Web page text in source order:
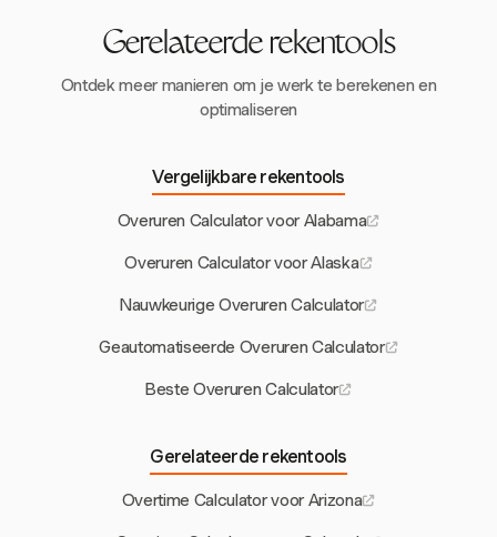
Gerelateerde rekentools
Ontdek meer manieren om je werk te berekenen en
optimaliseren
Vergelijkbare rekentools
Overuren Calculator voor Alabama
Overuren Calculator voor Alaska
Nauwkeurige Overuren Calculator
Geautomatiseerde Overuren Calculator
Beste Overuren Calculator
Gerelateerde rekentools
Overtime Calculator voor Arizona